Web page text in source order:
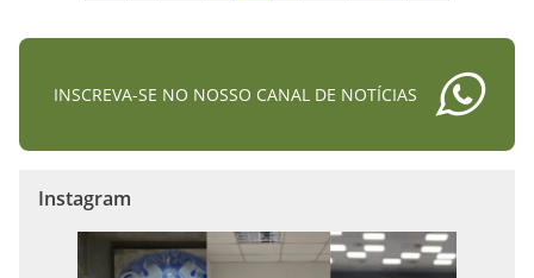
INSCREVA-SE NO NOSSO CANAL DE NOTÍCIAS
Instagram